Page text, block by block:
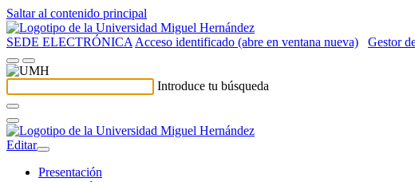
Saltar al contenido principal
SEDE ELECTRÓNICA Acceso identificado (abre en ventana nueva) Gestor
Introduce tu búsqueda
Editar
Presentación